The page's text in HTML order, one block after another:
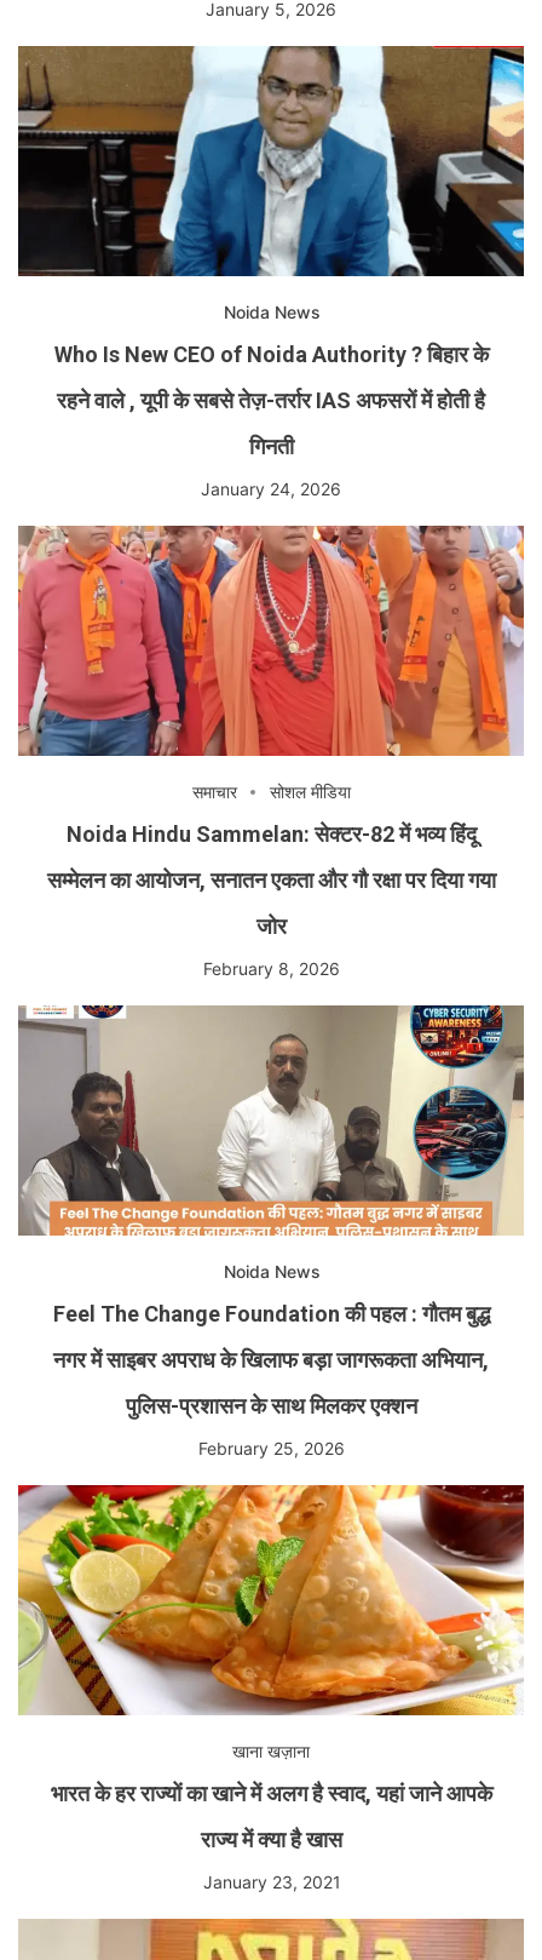
January 5, 2026
Noida News
Who Is New CEO of Noida Authority ? बिहार के
रहने वाले , यूपी के सबसे तेज़-तर्रार IAS अफसरों में होती है
गिनती
January 24, 2026
समाचार सोशल मीडिया
Noida Hindu Sammelan: सेक्टर-82 में भव्य हिंदू
सम्मेलन का आयोजन, सनातन एकता और गौ रक्षा पर दिया गया
जोर
February 8, 2026
Noida News
Feel The Change Foundation की पहल : गौतम बुद्ध
नगर में साइबर अपराध के खिलाफ बड़ा जागरूकता अभियान,
पुलिस-प्रशासन के साथ मिलकर एक्शन
February 25, 2026
खाना खज़ाना
भारत के हर राज्यों का खाने में अलग है स्वाद, यहां जाने आपके
राज्य में क्या है खास
January 23, 2021